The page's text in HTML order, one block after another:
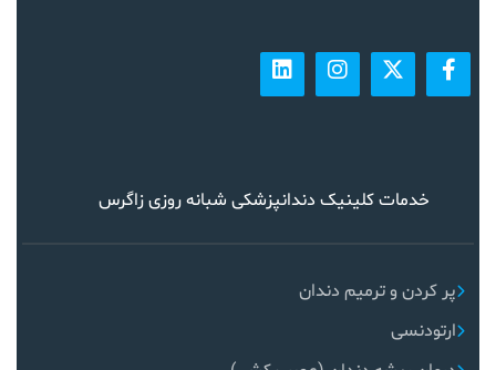
خدمات کلینیک دندانپزشکی شبانه روزی زاگرس
پر کردن و ترمیم دندان
ارتودنسی